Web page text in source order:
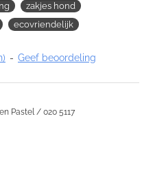
zakjes hond
ecovriendelijk
- Geef beoordeling
Pastel / 020 5117